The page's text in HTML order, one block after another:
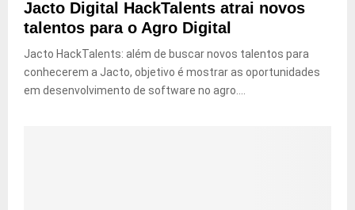
Jacto Digital HackTalents atrai novos
talentos para o Agro Digital
Jacto HackTalents: além de buscar novos talentos para
conhecerem a Jacto, objetivo é mostrar as oportunidades
em desenvolvimento de software no agro....